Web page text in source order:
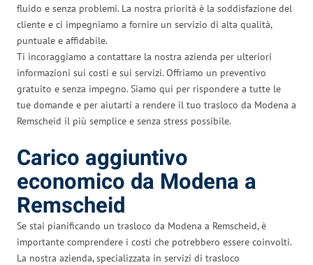
fluido e senza problemi. La nostra priorità è la soddisfazione del
cliente e ci impegniamo a fornire un servizio di alta qualità,
puntuale e affidabile.
Ti incoraggiamo a contattare la nostra azienda per ulteriori
informazioni sui costi e sui servizi. Offriamo un preventivo
gratuito e senza impegno. Siamo qui per rispondere a tutte le
tue domande e per aiutarti a rendere il tuo trasloco da Modena a
Remscheid il più semplice e senza stress possibile.
Carico aggiuntivo
economico da Modena a
Remscheid
Se stai pianificando un trasloco da Modena a Remscheid, è
importante comprendere i costi che potrebbero essere coinvolti.
La nostra azienda, specializzata in servizi di trasloco